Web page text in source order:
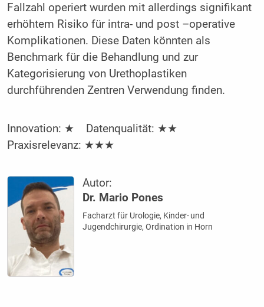
Fallzahl operiert wurden mit allerdings signifikant
erhöhtem Risiko für intra- und post –operative
Komplikationen. Diese Daten könnten als
Benchmark für die Behandlung und zur
Kategorisierung von Urethoplastiken
durchführenden Zentren Verwendung finden.
Innovation: ★ Datenqualität: ★★
Praxisrelevanz: ★★★
Autor:
Dr. Mario Pones
Facharzt für Urologie, Kinder- und
Jugendchirurgie, Ordination in Horn